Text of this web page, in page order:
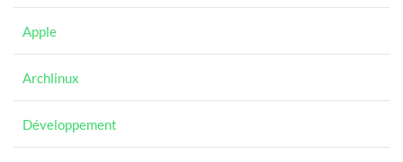
Apple
Archlinux
Développement